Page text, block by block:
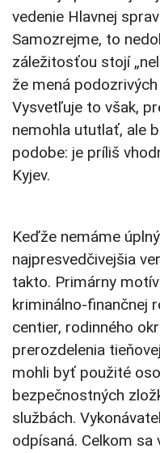
vedenie Hlavnej
Samozrejme, to
záležitosťou stojí
že mená
Vysvetľuje to však,
nemohla ututlať, ale
podobe: je príliš
Kyjev.
Keďže nemáme
najpresvedčivejšia
takto. Primárny
kriminálno-finančnej
centier, rodinného
prerozdelenia
mohli byť použité
bezpečnostných
službách.
odpísaná. Celkom